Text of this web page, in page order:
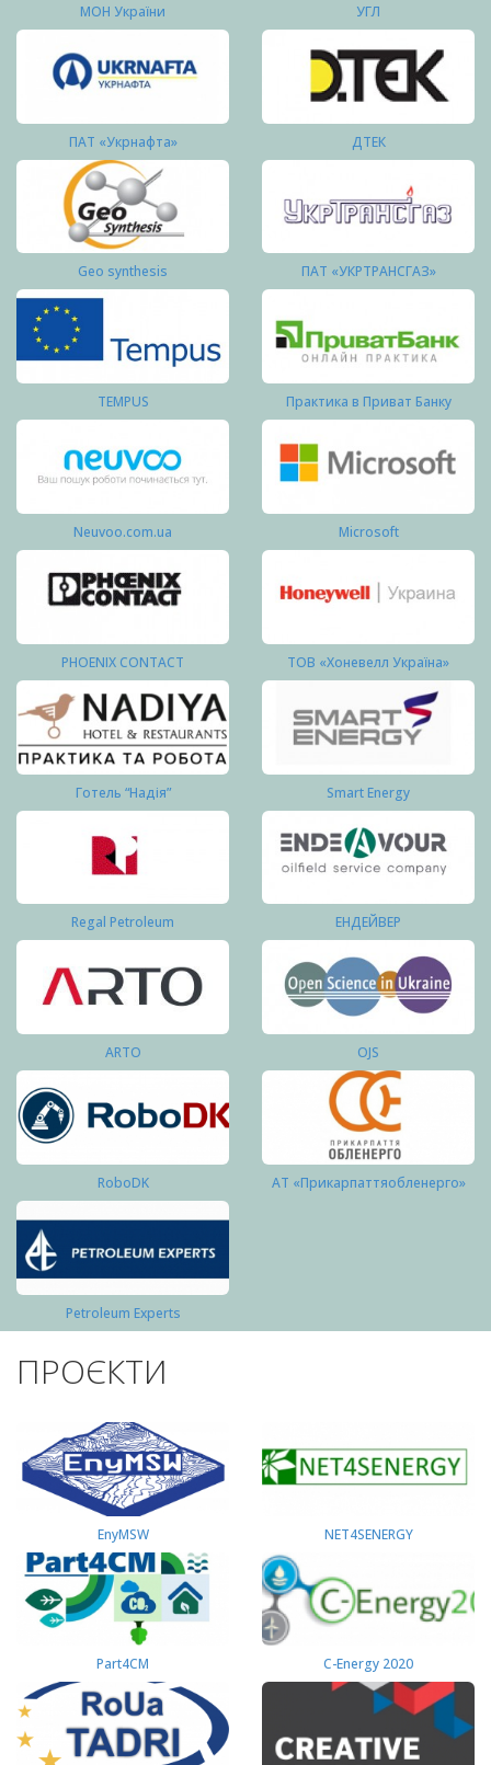
МОН України УГЛ
ПАТ «Укрнафта» ДТЕК
Geo synthesis ПАТ «УКРТРАНСГАЗ»
TEMPUS Практика в Приват Банку
Neuvoo.com.ua Microsoft
PHOENIX CONTACT ТОВ «Хоневелл Україна»
Готель “Надія” Smart Energy
Regal Petroleum ЕНДЕЙВЕР
ARTO OJS
RoboDK АТ «Прикарпаттяобленерго»
Petroleum Experts
ПРОЄКТИ
EnyMSW NET4SENERGY
Part4СМ C-Energy 2020